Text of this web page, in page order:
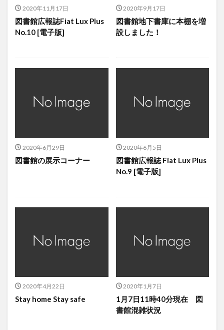
2020年11月17日
図書館広報誌Fiat Lux Plus
No.10 [電子版]
2020年9月17日
図書館地下書庫に本棚を増
設しました！
2020年6月29日
図書館の展示コーナー
2020年6月5日
図書館広報誌 Fiat Lux Plus
No.9 [電子版]
2020年4月22日
Stay home Stay safe
2020年1月7日
1月7日11時40分現在 図
書館混雑状況